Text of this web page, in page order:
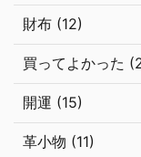
財布 (12)
買ってよかった
開運 (15)
革小物 (11)